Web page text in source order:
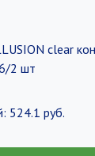
clear
2 шт
524.1 руб.